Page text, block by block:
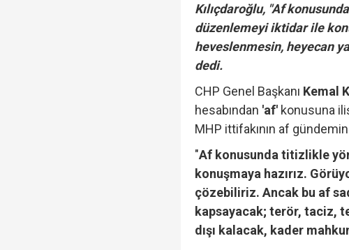
Kılıçdaroğlu, "Af
düzenlemeyi iktidar ile
heveslenmesin, heyecan
dedi.
CHP Genel Başkanı Kemal
hesabından 'af' konusuna
MHP ittifakının af
"Af konusunda titizlikle
konuşmaya hazırız.
çözebiliriz. Ancak bu af
kapsayacak; terör, taciz,
dışı kalacak, kader